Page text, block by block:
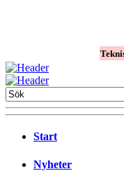
Start
Nyheter